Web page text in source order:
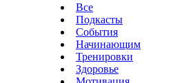
Все
Подкасты
События
Начинающим
Тренировки
Здоровье